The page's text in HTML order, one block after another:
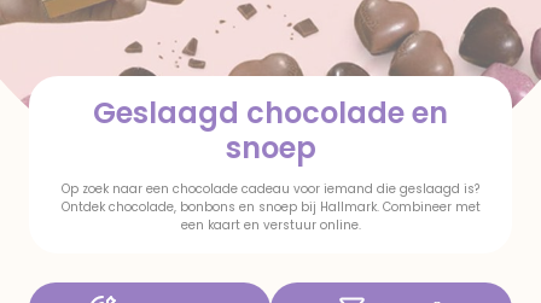
Geslaagd chocolade en
snoep
Op zoek naar een chocolade cadeau voor iemand die geslaagd is?
Ontdek chocolade, bonbons en snoep bij Hallmark. Combineer met
een kaart en verstuur online.